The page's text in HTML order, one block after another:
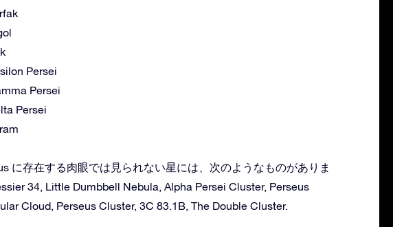
Persei
Persei
Persei
に存在する肉眼では見られない星には、次のようなものがありま
34, Little Dumbbell Nebula, Alpha Persei Cluster, Perseus
Cloud, Perseus Cluster, 3C 83.1B, The Double Cluster.